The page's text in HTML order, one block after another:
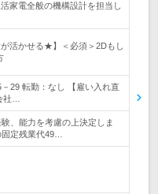
家電全般の機構設計を担当し
が活かせる★】＜必須＞2Dもし
29 転勤：なし 【雇い入れ直
社…
、能力を考慮の上決定しま
定残業代49…